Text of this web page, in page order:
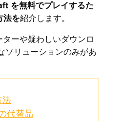
を無料でプレイするた
法を紹介します。
ーや疑わしいダウンロ
ソリューションのみがあ
法
代替品